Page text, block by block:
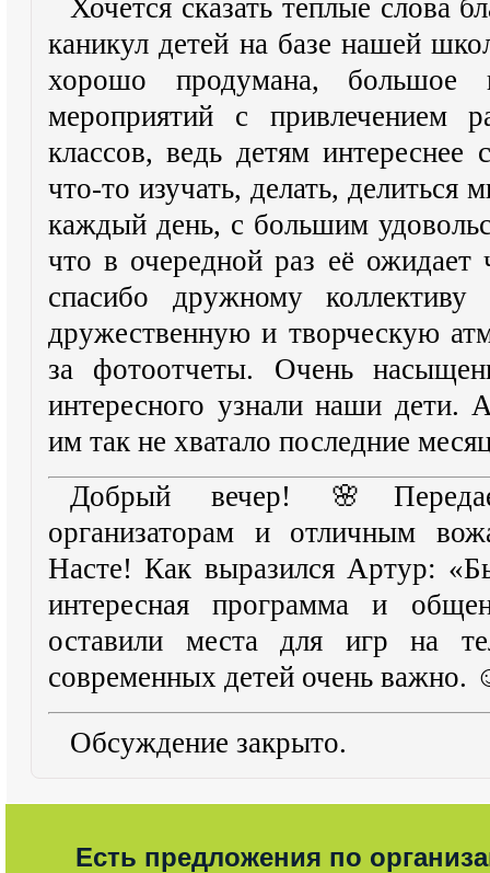
Хочется сказать теплые слова
каникул детей на базе нашей
хорошо продумана, большое
мероприятий с привлечением
классов, ведь детям интереснее
что-то изучать, делать,
каждый день, с большим
что в очередной раз её ожидает
спасибо дружному
дружественную и творческую
за фотоотчеты. Очень
интересного узнали наши дети.
им так не хватало последние
Добрый вечер!
организаторам и отличным
Насте! Как выразился Артур:
интересная программа и
оставили места для игр на
современных детей очень
Обсуждение закрыто.
Есть предложения по